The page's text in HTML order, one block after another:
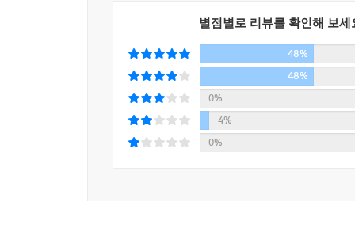
공감과, 웃음, 용기를 선사하는 ‘직장인 공감 소설’
저자 쓰무라 기쿠코는 “내가 보람을 느끼는 일은
같아요. 그 결과 어느 날 갑자기 좋아하는 일에
‘하고 싶은 일’이 아니라 ‘할 수 있는 일’부터 해
계속하며 자신이 있을 곳을 찾는 공감 직업 소설이
별점별로 리뷰를 확인해 보세
48%
48%
0%
4%
0%